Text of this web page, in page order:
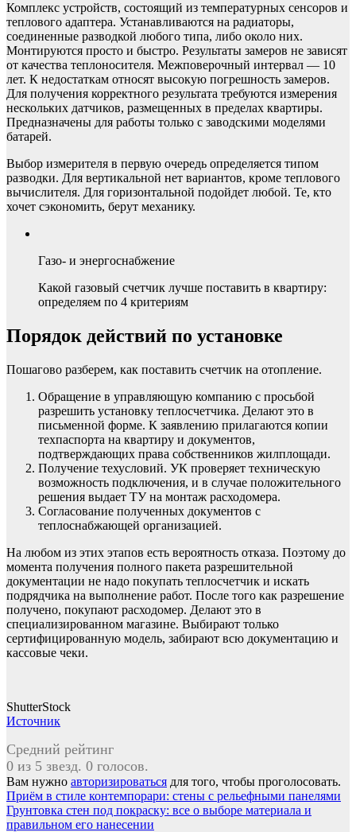
Комплекс устройств, состоящий из температурных сенсоров и
теплового адаптера. Устанавливаются на радиаторы,
соединенные разводкой любого типа, либо около них.
Монтируются просто и быстро. Результаты замеров не зависят
от качества теплоносителя. Межповерочный интервал — 10
лет. К недостаткам относят высокую погрешность замеров.
Для получения корректного результата требуются измерения
нескольких датчиков, размещенных в пределах квартиры.
Предназначены для работы только с заводскими моделями
батарей.
Выбор измерителя в первую очередь определяется типом
разводки. Для вертикальной нет вариантов, кроме теплового
вычислителя. Для горизонтальной подойдет любой. Те, кто
хочет сэкономить, берут механику.
Газо- и энергоснабжение
Какой газовый счетчик лучше поставить в квартиру:
определяем по 4 критериям
Порядок действий по установке
Пошагово разберем, как поставить счетчик на отопление.
Обращение в управляющую компанию с просьбой
разрешить установку теплосчетчика. Делают это в
письменной форме. К заявлению прилагаются копии
техпаспорта на квартиру и документов,
подтверждающих права собственников жилплощади.
Получение техусловий. УК проверяет техническую
возможность подключения, и в случае положительного
решения выдает ТУ на монтаж расходомера.
Согласование полученных документов с
теплоснабжающей организацией.
На любом из этих этапов есть вероятность отказа. Поэтому до
момента получения полного пакета разрешительной
документации не надо покупать теплосчетчик и искать
подрядчика на выполнение работ. После того как разрешение
получено, покупают расходомер. Делают это в
специализированном магазине. Выбирают только
сертифицированную модель, забирают всю документацию и
кассовые чеки.
ShutterStock
Источник
Средний рейтинг
0 из 5 звезд. 0 голосов.
Вам нужно авторизироваться для того, чтобы проголосовать.
Навигация
по
Приём в стиле контемпорари: стены с рельефными панелями
Грунтовка стен под покраску: все о выборе материала и
правильном его нанесении